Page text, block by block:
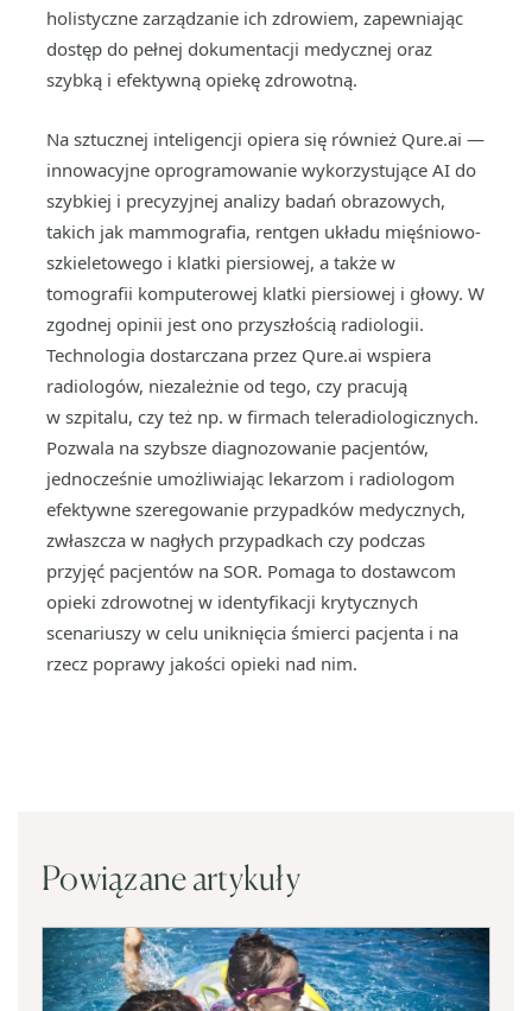
holistyczne zarządzanie ich zdrowiem, zapewniając
dostęp do pełnej dokumentacji medycznej oraz
szybką i efektywną opiekę zdrowotną.
Na sztucznej inteligencji opiera się również Qure.ai —
innowacyjne oprogramowanie wykorzystujące AI do
szybkiej i precyzyjnej analizy badań obrazowych,
takich jak mammografia, rentgen układu mięśniowo-
szkieletowego i klatki piersiowej, a także w
tomografii komputerowej klatki piersiowej i głowy. W
zgodnej opinii jest ono przyszłością radiologii.
Technologia dostarczana przez Qure.ai wspiera
radiologów, niezależnie od tego, czy pracują
w szpitalu, czy też np. w firmach teleradiologicznych.
Pozwala na szybsze diagnozowanie pacjentów,
jednocześnie umożliwiając lekarzom i radiologom
efektywne szeregowanie przypadków medycznych,
zwłaszcza w nagłych przypadkach czy podczas
przyjęć pacjentów na SOR. Pomaga to dostawcom
opieki zdrowotnej w identyfikacji krytycznych
scenariuszy w celu uniknięcia śmierci pacjenta i na
rzecz poprawy jakości opieki nad nim.
Powiązane artykuły